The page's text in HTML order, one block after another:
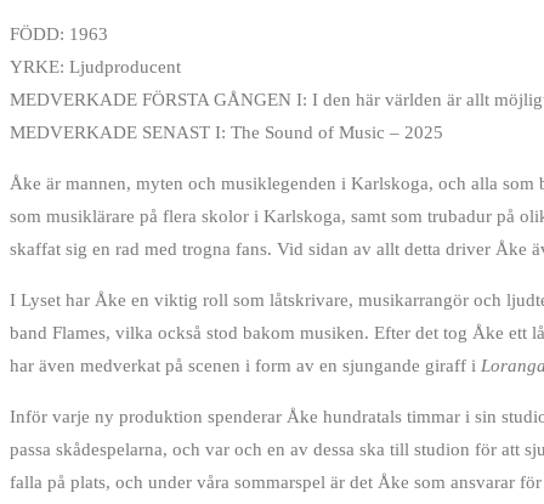
FÖDD: 1963
YRKE: Ljudproducent
MEDVERKADE FÖRSTA GÅNGEN I: I den här världen är allt
MEDVERKADE SENAST I: The Sound of Music – 2025
Åke är mannen, myten och musiklegenden i Karlskoga, och alla
som musiklärare på flera skolor i Karlskoga, samt som trubadur på
skaffat sig en rad med trogna fans. Vid sidan av allt detta driver Åke
I Lyset har Åke en viktig roll som låtskrivare, musikarrangör och
band Flames, vilka också stod bakom musiken. Efter det tog Åke
har även medverkat på scenen i form av en sjungande giraff i
Inför varje ny produktion spenderar Åke hundratals timmar i sin
passa skådespelarna, och var och en av dessa ska till studion för att
falla på plats, och under våra sommarspel är det Åke som ansvarar